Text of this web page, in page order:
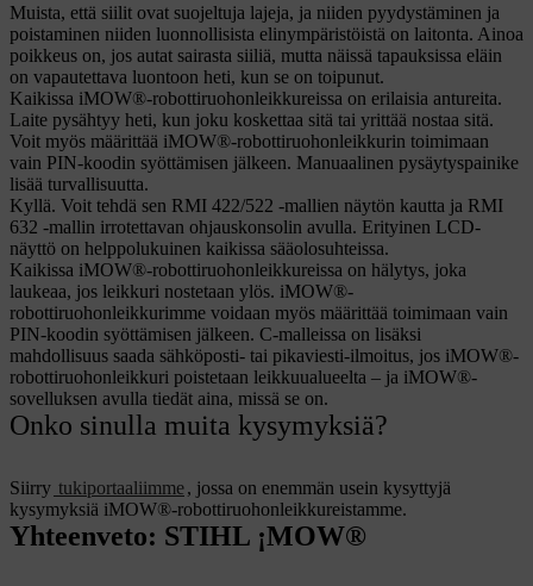
Muista, että siilit ovat suojeltuja lajeja, ja niiden pyydystäminen ja
poistaminen niiden luonnollisista elinympäristöistä on laitonta. Ainoa
poikkeus on, jos autat sairasta siiliä, mutta näissä tapauksissa eläin
on vapautettava luontoon heti, kun se on toipunut.
Kaikissa iMOW®-robottiruohonleikkureissa on erilaisia antureita.
Laite pysähtyy heti, kun joku koskettaa sitä tai yrittää nostaa sitä.
Voit myös määrittää iMOW®-robottiruohonleikkurin toimimaan
vain PIN-koodin syöttämisen jälkeen. Manuaalinen pysäytyspainike
lisää turvallisuutta.
Kyllä. Voit tehdä sen RMI 422/522 -mallien näytön kautta ja RMI
632 -mallin irrotettavan ohjauskonsolin avulla. Erityinen LCD-
näyttö on helppolukuinen kaikissa sääolosuhteissa.
Kaikissa iMOW®-robottiruohonleikkureissa on hälytys, joka
laukeaa, jos leikkuri nostetaan ylös. iMOW®-
robottiruohonleikkurimme voidaan myös määrittää toimimaan vain
PIN-koodin syöttämisen jälkeen. C-malleissa on lisäksi
mahdollisuus saada sähköposti- tai pikaviesti-ilmoitus, jos iMOW®-
robottiruohonleikkuri poistetaan leikkuualueelta – ja iMOW®-
sovelluksen avulla tiedät aina, missä se on.
Onko sinulla muita kysymyksiä?
Siirry tukiportaaliimme, jossa on enemmän usein kysyttyjä
kysymyksiä iMOW®-robottiruohonleikkureistamme.
Yhteenveto: STIHL ¡MOW®